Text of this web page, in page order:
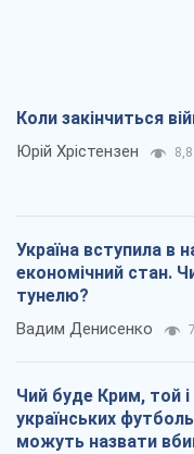
Коли закінчиться
Юрій Хрістензен 8,8
Україна вступила в
економічний стан.
тунелю?
Вадим Денисенко
Чий буде Крим, той
українських
можуть назвати